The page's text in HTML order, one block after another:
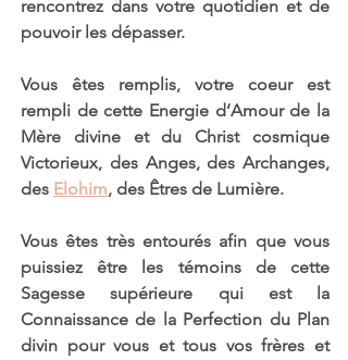
rencontrez dans votre quotidien et de
pouvoir les dépasser.
Vous êtes remplis, votre coeur est
rempli de cette Energie d’Amour de la
Mère divine et du Christ cosmique
Victorieux, des Anges, des Archanges,
des Elohim, des Êtres de Lumière.
Vous êtes très entourés afin que vous
puissiez être les témoins de cette
Sagesse supérieure qui est la
Connaissance de la Perfection du Plan
divin pour vous et tous vos frères et